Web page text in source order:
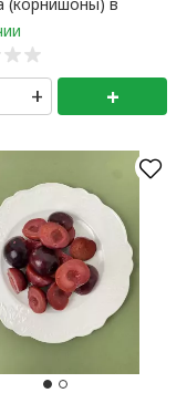
от нашего
FS 1 кг
+ +